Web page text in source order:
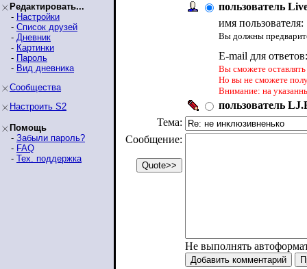
Редактировать...
- Настройки
- Список друзей
- Дневник
- Картинки
- Пароль
- Вид дневника
Сообщества
Настроить S2
Помощь
- Забыли пароль?
- FAQ
- Тех. поддержка
пользователь
имя пользователя:
Вы должны
E-mail для
Вы сможете
Но вы не сможете
Внимание: на
пользователь
Тема:
Сообщение:
Не выполнять